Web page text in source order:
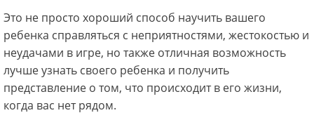
Это не просто хороший способ научить вашего
ребенка справляться с неприятностями, жестокостью и
неудачами в игре, но также отличная возможность
лучше узнать своего ребенка и получить
представление о том, что происходит в его жизни,
когда вас нет рядом.